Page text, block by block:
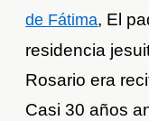
de Fátima, El
residencia
Rosario era
Casi 30 años